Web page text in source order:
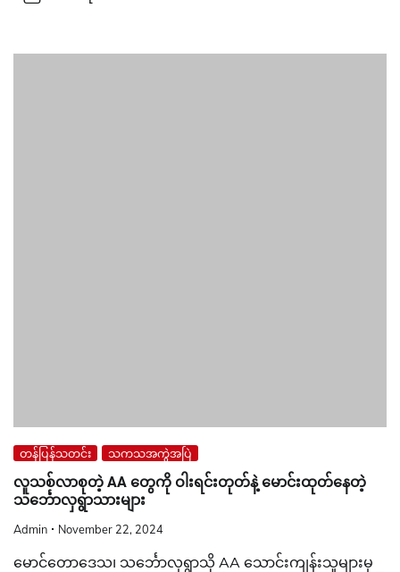
တန်ပြန်သတင်း သကသအကွဲအပြဲ
လူသစ်လာစုတဲ့ AA တွေကို ဝါးရင်းတုတ်နဲ့ မောင်းထုတ်နေတဲ့
သင်္ဘောလှရွာသားများ
Admin November 22, 2024
မောင်တောဒေသ၊ သင်္ဘောလှရွာသို AA သောင်းကျန်းသူများမှ